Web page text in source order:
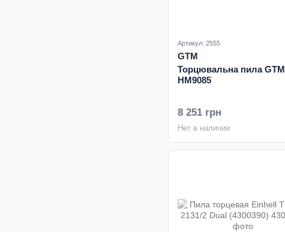
Артикул: 2555
GTM
Торцювальна пила GTM
HM9085
8 251 грн
Нет в наличии